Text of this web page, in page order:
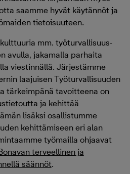
saamme hyvät käytännöt ja
tietoisuuteen.
mm. työturvallisuus-
avulla, jakamalla parhaita
viestinnällä. Järjestämme
laajuisen Työturvallisuuden
tärkeimpänä tavoitteena on
ja kehittää
lisäksi osallistumme
kehittämiseen eri alan
työmailla ohjaavat
terveellinen ja
säännöt.